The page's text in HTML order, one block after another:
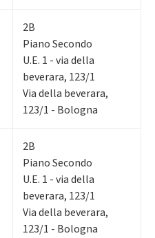
2B
Piano Secondo
U.E. 1 - via della
beverara, 123/1
Via della beverara,
123/1 - Bologna
2B
Piano Secondo
U.E. 1 - via della
beverara, 123/1
Via della beverara,
123/1 - Bologna